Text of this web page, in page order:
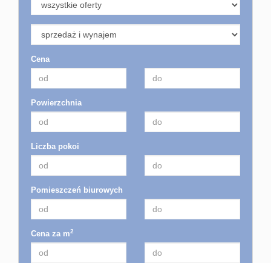
Cena
Powierzchnia
Liczba pokoi
Pomieszczeń biurowych
Cena za m2